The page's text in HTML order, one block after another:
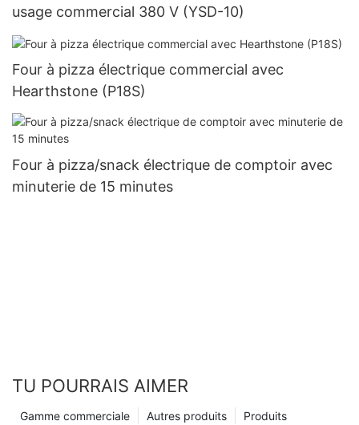
usage commercial 380 V (YSD-10)
Four à pizza électrique commercial avec
Hearthstone (P18S)
Four à pizza/snack électrique de comptoir avec
minuterie de 15 minutes
TU POURRAIS AIMER
Produits
Autres produits
Gamme commerciale